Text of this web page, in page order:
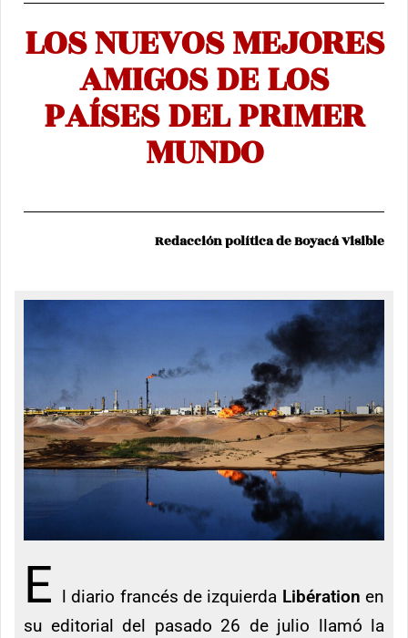
LOS NUEVOS MEJORES
AMIGOS DE LOS
PAÍSES DEL PRIMER
MUNDO
Redacción política de Boyacá Visible
E l diario francés de izquierda Libération en
su editorial del pasado 26 de julio llamó la